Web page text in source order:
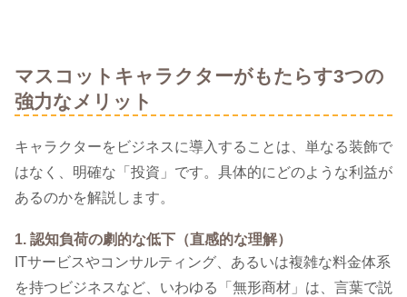
マスコットキャラクターがもたらす3つの
強力なメリット
キャラクターをビジネスに導入することは、単なる装飾で
はなく、明確な「投資」です。具体的にどのような利益が
あるのかを解説します。
1. 認知負荷の劇的な低下（直感的な理解）
ITサービスやコンサルティング、あるいは複雑な料金体系
を持つビジネスなど、いわゆる「無形商材」は、言葉で説